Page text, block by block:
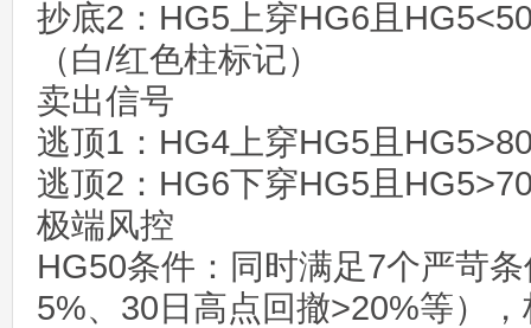
抄底2：HG5上穿HG6且
（白/红色柱标记）
卖出信号
逃顶1：HG4上穿HG5且
逃顶2：HG6下穿HG5且
极端风控
HG50条件：同时满足7个严苛
5%、30日高点回撤>20%等）